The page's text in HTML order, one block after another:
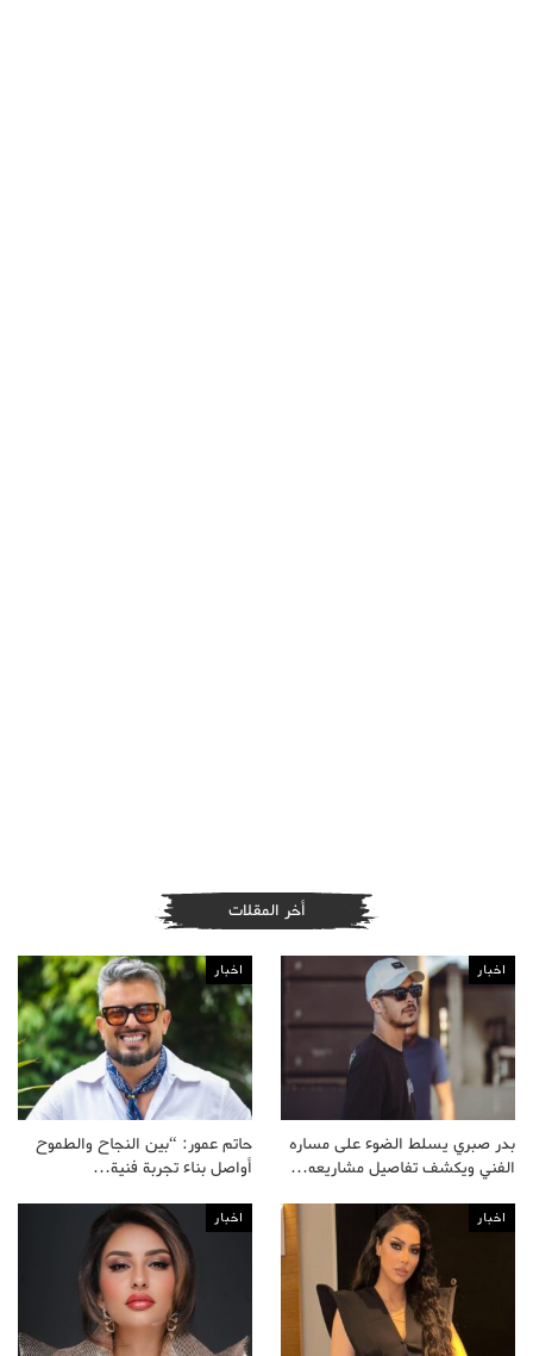
أخر المقلات
اخبار
بدر صبري يسلط الضوء على مساره
الفني ويكشف تفاصيل مشاريعه…
اخبار
حاتم عمور: “بين النجاح والطموح
أواصل بناء تجربة فنية…
اخبار اخبار